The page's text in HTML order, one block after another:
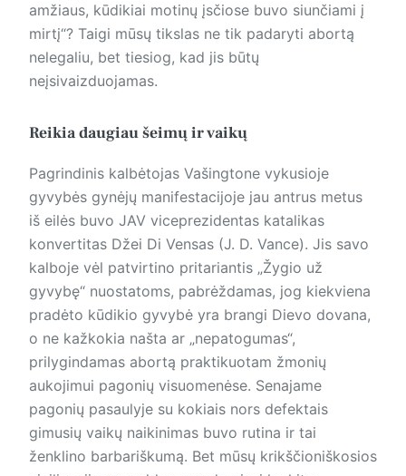
amžiaus, kūdikiai motinų įsčiose buvo siunčiami į
mirtį“? Taigi mūsų tikslas ne tik padaryti abortą
nelegaliu, bet tiesiog, kad jis būtų
neįsivaizduojamas.
Reikia daugiau šeimų ir vaikų
Pagrindinis kalbėtojas Vašingtone vykusioje
gyvybės gynėjų manifestacijoje jau antrus metus
iš eilės buvo JAV viceprezidentas katalikas
konvertitas Džei Di Vensas (J. D. Vance). Jis savo
kalboje vėl patvirtino pritariantis „Žygio už
gyvybę“ nuostatoms, pabrėždamas, jog kiekviena
pradėto kūdikio gyvybė yra brangi Dievo dovana,
o ne kažkokia našta ar „nepatogumas“,
prilygindamas abortą praktikuotam žmonių
aukojimui pagonių visuomenėse. Senajame
pagonių pasaulyje su kokiais nors defektais
gimusių vaikų naikinimas buvo rutina ir tai
ženklino barbariškumą. Bet mūsų krikščioniškosios